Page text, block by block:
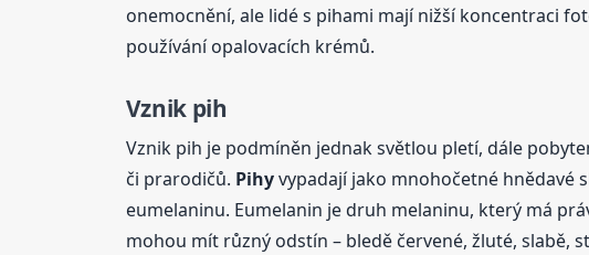
onemocnění, ale lidé s pihami mají nižší koncentraci
používání opalovacích krémů.
Vznik pih
Vznik pih je podmíněn jednak světlou pletí, dále
či prarodičů. Pihyvypadají jako mnohočetné hnědavé
eumelaninu. Eumelanin je druh melaninu, který má
mohou mít různý odstín – bledě červené, žluté, slabě,